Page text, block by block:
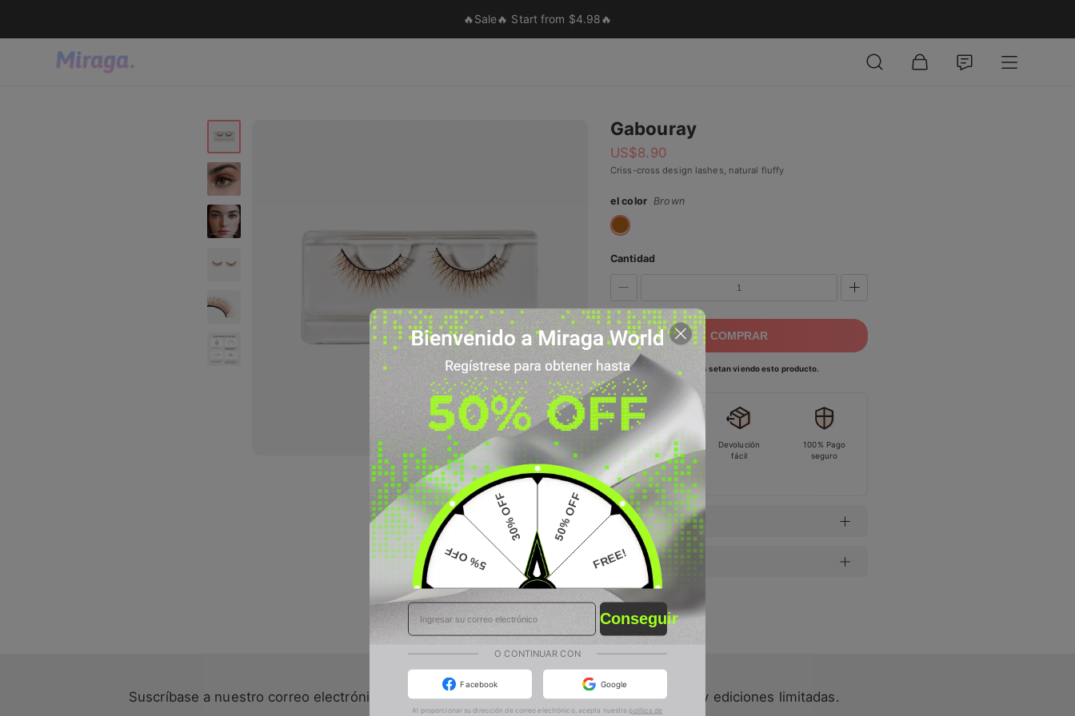
🔥Sale🔥 Start from $4.98🔥
Gabouray
US$8.90
Criss-cross design lashes, natural fluffy
el color Brown
Cantidad
COMPRAR
21 personas setan viendo esto producto.
Envío gratis
en pedidos
superiores a
US$99.99
Devolución
fácil
100% Pago
seguro
Especificaciones
Descripción
Suscríbase a nuestro correo electrónico para conocer las últimas actualizaciones, ventas y ediciones limitadas.
50% OFF
FREE!
5% OFF
30% OFF 50% OFF
FREE!
5% OFF
30% OFF
Conseguir
O CONTINUAR CON
Facebook Google
Al proporcionar su dirección de correo electrónico, acepta nuestra política de